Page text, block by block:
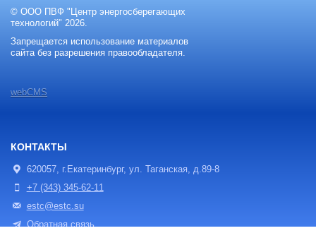
© ООО ПВФ "Центр энергосберегающих
технологий" 2026.
Запрещается использование материалов
сайта без разрешения правообладателя.
webCMS
КОНТАКТЫ
620057, г.Екатеринбург, ул. Таганская, д.89-8
+7 (343) 345-62-11
estc@estc.su
Обратная связь